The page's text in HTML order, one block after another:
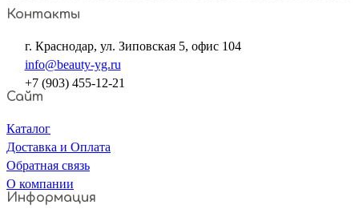
Контакты
г. Краснодар, ул. Зиповская 5, офис 104
info@beauty-yg.ru
+7 (903) 455-12-21
Сайт
Каталог
Доставка и Оплата
Обратная связь
О компании
Информация